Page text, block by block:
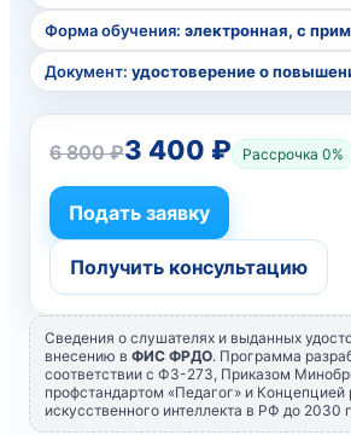
Форма обучения: электронная, с
Документ: удостоверение о
6 800 ₽3 400 ₽ Рассрочка 0%
Подать заявку
Получить консультацию
Сведения о слушателях и выданных
внесению в ФИС ФРДО. Программа
соответствии с ФЗ-273, Приказом
профстандартом «Педагог» и Концепцией
искусственного интеллекта в РФ до 2030